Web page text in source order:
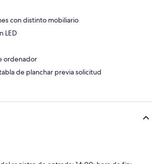
con distinto mobiliario
LED
ordenador
de planchar previa solicitud